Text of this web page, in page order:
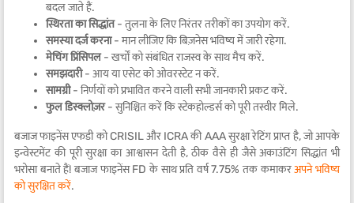
बदल जाते हैं.
स्थिरता का सिद्धांत- तुलना के लिए निरंतर तरीकों का उपयोग करें.
समस्या दर्ज करना- मान लीजिए कि बिज़नेस भविष्य में जारी रहेगा.
मेचिंग प्रिंसिपल- खर्चों को संबंधित राजस्व के साथ मैच करें.
समझदारी- आय या एसेट को ओवरस्टेट न करें.
सामग्री- निर्णयों को प्रभावित करने वाली सभी जानकारी प्रकट करें.
फुल डिस्क्लोज़र- सुनिश्चित करें कि स्टेकहोल्डर्स को पूरी तस्वीर मिले.
बजाज फाइनेंस एफडी को CRISIL और ICRA की AAA सुरक्षा रेटिंग प्राप्त है, जो आपके
इन्वेस्टमेंट की पूरी सुरक्षा का आश्वासन देती है, ठीक वैसे ही जैसे अकाउंटिंग सिद्धांत भी
भरोसा बनाते हैं! बजाज फाइनेंस FD के साथ प्रति वर्ष 7.75% तक कमाकरअपने भविष्य
को सुरक्षित करें.